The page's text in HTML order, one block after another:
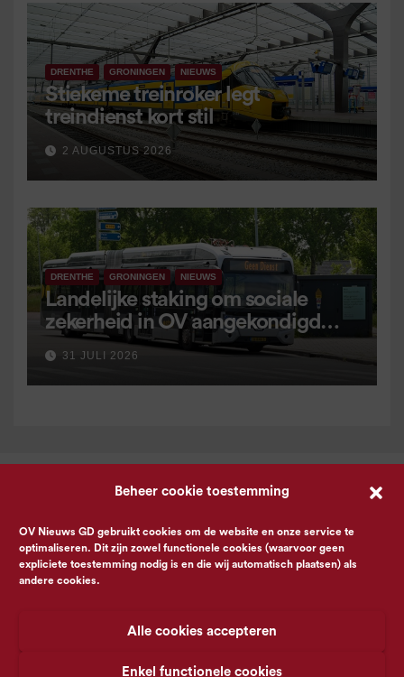
Beheer cookie toestemming
OV Nieuws GD gebruikt cookies om de website en onze service te
optimaliseren. Dit zijn zowel functionele cookies (waarvoor geen
expliciete toestemming nodig is en die wij automatisch plaatsen) als
andere cookies.
Alle cookies accepteren
Enkel functionele cookies
DRENTHE GRONINGEN NIEUWS
Stiekeme treinroker legt
treindienst kort stil
2 AUGUSTUS 2026
DRENTHE GRONINGEN NIEUWS
Landelijke staking om sociale
zekerheid in OV aangekondigd
voor 9 september
31 JULI 2026